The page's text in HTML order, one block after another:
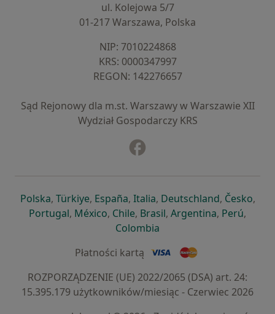
ul. Kolejowa 5/7
01-217 Warszawa, Polska
NIP: ⁠7010224868
KRS: ⁠0000347997
REGON: ⁠142276657
Sąd Rejonowy dla m.st. Warszawy w Warszawie XII
Wydział Gospodarczy KRS
Polskaotwiera się w nowej karcie
, Türkiyeotwiera się w nowej karcie
, Españaotwiera się w nowej karcie
, Italiaotwiera się w nowej
, Deutschlandotwiera się
, Česko,
Portugalotwiera się w nowej karcie
, Méxicootwiera się w nowej karcie
, Chileotwiera się w nowej karcie
, Brasilotwiera się w nowej
, Argentinaotwiera się
, Perú,
Colombia
Płatności kartą
ROZPORZĄDZENIE (UE) 2022/2065 (DSA) art. 24:
15.395.179 użytkowników/miesiąc - Czerwiec 2026